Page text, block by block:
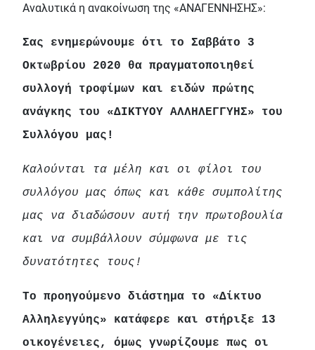
Αναλυτικά η ανακοίνωση της «ΑΝΑΓΕΝΝΗΣΗΣ»:
Σας ενημερώνουμε ότι το Σαββάτο 3
Οκτωβρίου 2020 θα πραγματοποιηθεί
συλλογή τροφίμων και ειδών πρώτης
ανάγκης του «ΔΙΚΤΥΟΥ ΑΛΛΗΛΕΓΓΥΗΣ» του
Συλλόγου μας!
Καλούνται τα μέλη και οι φίλοι του
συλλόγου μας όπως και κάθε συμπολίτης
μας να διαδώσουν αυτή την πρωτοβουλία
και να συμβάλλουν σύμφωνα με τις
δυνατότητες τους!
Το προηγούμενο διάστημα το «Δίκτυο
Αλληλεγγύης» κατάφερε και στήριξε 13
οικογένειες, όμως γνωρίζουμε πως οι